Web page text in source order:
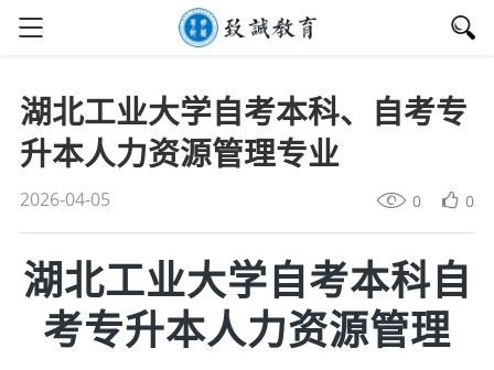
湖北工业大学自考本科、自考专
升本人力资源管理专业
2026-04-05 0 0
湖北工业大学自考本科自
考专升本人力资源管理